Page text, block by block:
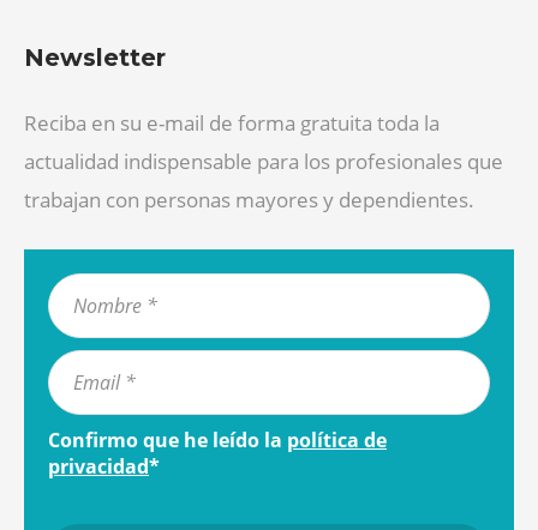
Newsletter
Reciba en su e-mail de forma gratuita toda la
actualidad indispensable para los profesionales que
trabajan con personas mayores y dependientes.
Confirmo que he leído la política de
privacidad*